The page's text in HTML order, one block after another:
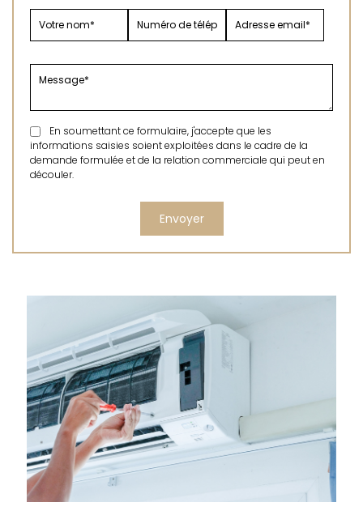
En soumettant ce formulaire, j'accepte que les
informations saisies soient exploitées dans le cadre de la
demande formulée et de la relation commerciale qui peut en
découler.